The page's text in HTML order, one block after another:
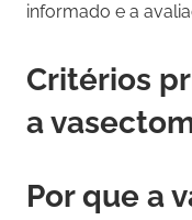
informado e a
Critérios
a
Por que a